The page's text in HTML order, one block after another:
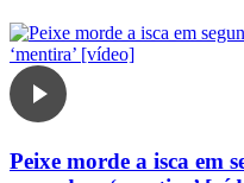
Peixe morde a isca em